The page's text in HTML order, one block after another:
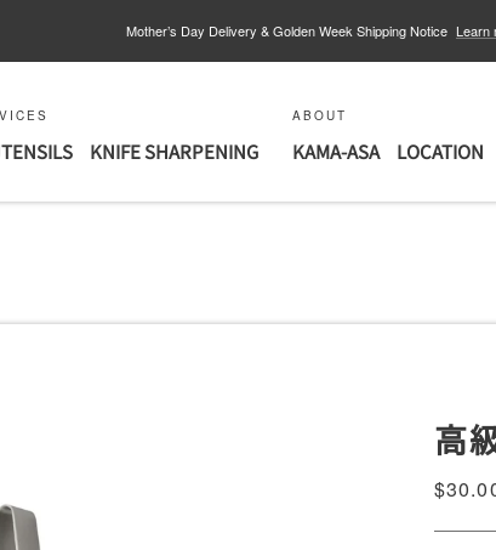
Mother’s Day Delivery & Golden Week Shipping Notice Learn
KNIFE SHARPENING
ABOUT
KAMA-ASA LOCATION
高
Sale